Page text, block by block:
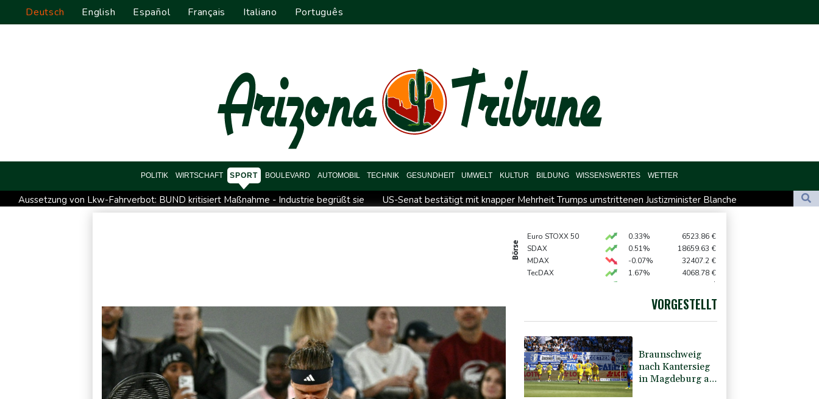
Deutsch English Español Français Italiano Português
POLITIK WIRTSCHAFT SPORT BOULEVARD AUTOMOBIL TECHNIK GESUNDHEIT UMWELT KULTUR BILDUNG WISSENSWERTES WETTER
Aussetzung von Lkw-Fahrverbot: BUND kritisiert Maßnahme - Industrie begrüßt sie
US-Senat bestätigt mit knapper Mehrheit Trumps umstrittenen Justizminister Blanche
Klinsmann über Horror-Verletzung: "Ich hatte Glück"
Brand in Recyclinganlage in Rotterdam
Maextro S800: Chinas Luxusangriff auf Maybach und S-Klasse
Börse
Euro STOXX 50 0.33% 6523.86 €
SDAX
0.51% 18659.63 €
MDAX
-0.07% 32407.2 €
TecDAX
1.67% 4068.78 €
$
26319.45 €
4399.7 $
VORGESTELLT
Braunschweig
nach Kantersieg
in Magdeburg an